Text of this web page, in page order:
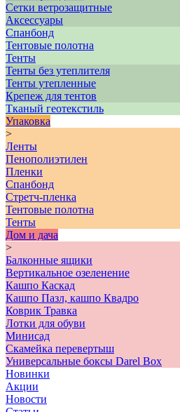
Сетки ветрозащитные
Аксессуары
Спанбонд
Тентовые полотна
Тенты
Тенты без утеплителя
Тенты утепленные
Крепеж для тентов
Тканый геотекстиль
Упаковка
>
Ленты
Пенополиэтилен
Пленки
Спанбонд
Стретч-пленка
Тентовые полотна
Тенты
Дом и дача
>
Балконные ящики
Вертикальное озеленение
Кашпо Каскад
Кашпо Пазл, кашпо Квадро
Коврик Травка
Лотки для обуви
Минисад
Скамейка перевертыш
Универсальные боксы Darel Box
Новинки
Акции
Новости